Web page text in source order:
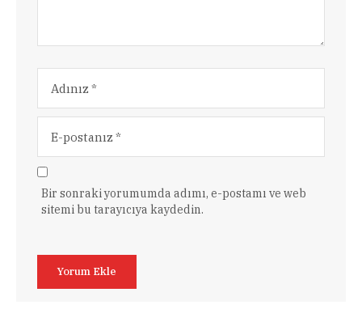
Bir sonraki yorumumda adımı, e-postamı ve web
sitemi bu tarayıcıya kaydedin.